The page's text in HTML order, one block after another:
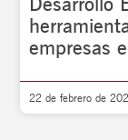
empresas
22 de febrero de